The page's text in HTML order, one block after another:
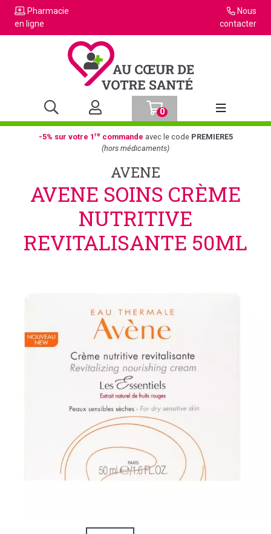
Pharmacie
en ligne
Nous
contacter
0
Afficher la
-5% sur votre 1recommande avec le code PREMIERE5
(hors médicaments)
AVENE
AVENE SOINS CRÈME
NUTRITIVE
REVITALISANTE 50ML